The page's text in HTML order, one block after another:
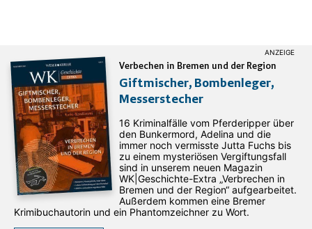
Verbechen in Bremen und der Region
Giftmischer, Bombenleger,
Messerstecher
16 Kriminalfälle vom Pferderipper über
den Bunkermord, Adelina und die
immer noch vermisste Jutta Fuchs bis
zu einem mysteriösen Vergiftungsfall
sind in unserem neuen Magazin
WK|Geschichte-Extra „Verbrechen in
Bremen und der Region“ aufgearbeitet.
Außerdem kommen eine Bremer
Krimibuchautorin und ein Phantomzeichner zu Wort.